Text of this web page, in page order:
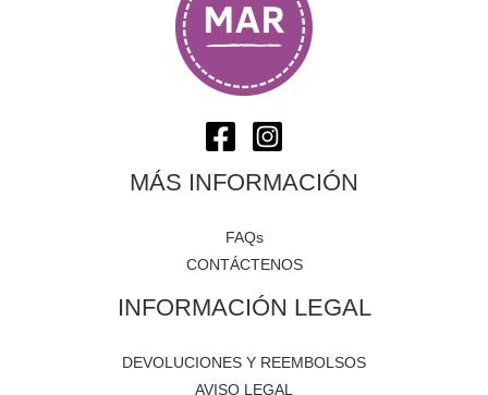
MÁS INFORMACIÓN
FAQs
CONTÁCTENOS
INFORMACIÓN LEGAL
DEVOLUCIONES Y REEMBOLSOS
AVISO LEGAL